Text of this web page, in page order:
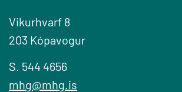
Vikurhvarf 8
203 Kópavogur
S. 544 4656
mhg@mhg.is